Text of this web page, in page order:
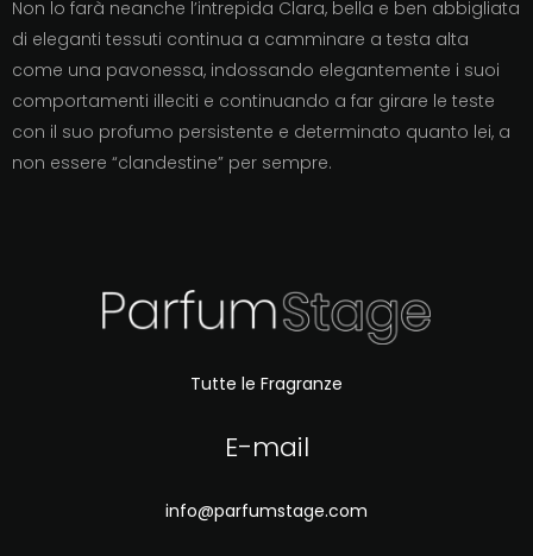
Non lo farà neanche l’intrepida Clara, bella e ben abbigliata
di eleganti tessuti continua a camminare a testa alta
come una pavonessa, indossando elegantemente i suoi
comportamenti illeciti e continuando a far girare le teste
con il suo profumo persistente e determinato quanto lei, a
non essere “clandestine” per sempre.
Tutte le Fragranze
E-mail
info@parfumstage.com